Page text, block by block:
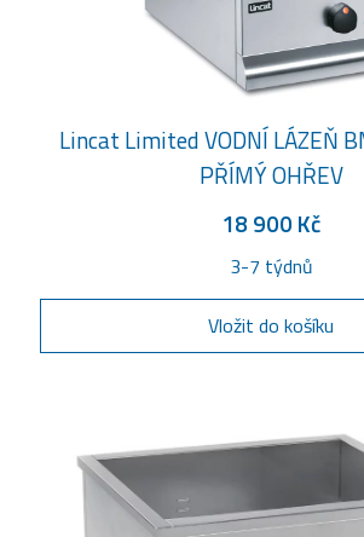
Lincat Limited VODNÍ LÁZEŇ
PŘÍMÝ OHŘEV
18 900 Kč
3-7 týdnů
Vložit do košíku